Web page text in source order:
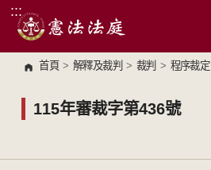
跳到主要內容區塊
:::
首頁 > 解釋及裁判 > 裁判 > 程序裁定
115年審裁字第436號